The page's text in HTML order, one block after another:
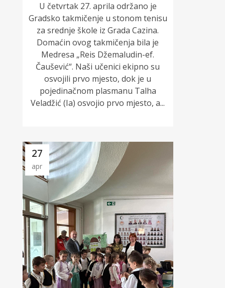
U četvrtak 27. aprila održano je
Gradsko takmičenje u stonom tenisu
za srednje škole iz Grada Cazina.
Domaćin ovog takmičenja bila je
Medresa „Reis Džemaludin-ef.
Čaušević“. Naši učenici ekipno su
osvojili prvo mjesto, dok je u
pojedinačnom plasmanu Talha
Veladžić (Ia) osvojio prvo mjesto, a...
27
apr